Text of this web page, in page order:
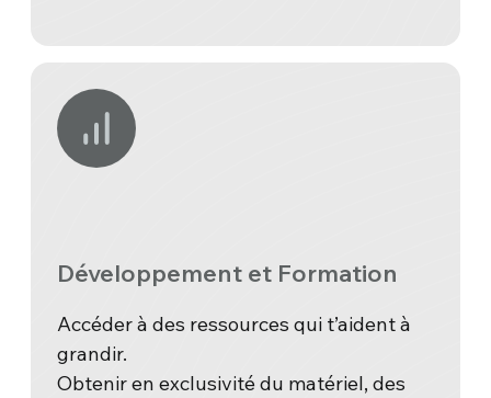
Développement et Formation
Accéder à des ressources qui t’aident à
grandir.
Obtenir en exclusivité du matériel, des